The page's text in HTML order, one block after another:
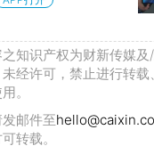
知识产权为财新传媒及
经许可，禁止进行转载
。
邮件至
转载。